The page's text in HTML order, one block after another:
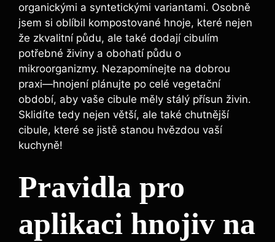
⁣organickými⁤ a syntetickými variantami. Osobně
jsem si⁤ oblíbil⁣ kompostované‌ hnoje, které nejen
že⁣ zkvalitní ⁤půdu, ale také dodají cibulím
potřebné živiny a obohatí půdu‌ o
mikroorganizmy.‌ Nezapomínejte na ⁣dobrou
praxi—hnojení plánujte po⁢ celé vegetační
období, ‌aby vaše ⁣cibule měly stálý ⁢přísun živin.⁢
Sklidíte tedy nejen větší, ale také chutnější
cibule, které se jistě stanou ⁢hvězdou‍ vaší
⁣kuchyně!
Pravidla pro
aplikaci hnojiv na